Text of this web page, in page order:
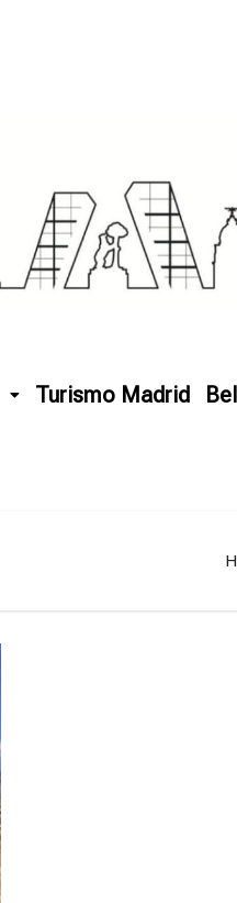
Turismo Madrid